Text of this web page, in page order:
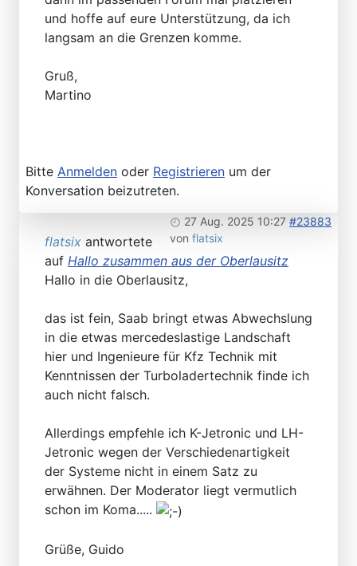
und hoffe auf eure Unterstützung, da ich
langsam an die Grenzen komme.
Gruß,
Martino
Bitte Anmelden oder Registrieren um der
Konversation beizutreten.
27 Aug. 2025 10:27 #23883
von flatsix
flatsix antwortete
auf Hallo zusammen aus der Oberlausitz
Hallo in die Oberlausitz,
das ist fein, Saab bringt etwas Abwechslung
in die etwas mercedeslastige Landschaft
hier und Ingenieure für Kfz Technik mit
Kenntnissen der Turboladertechnik finde ich
auch nicht falsch.
Allerdings empfehle ich K-Jetronic und LH-
Jetronic wegen der Verschiedenartigkeit
der Systeme nicht in einem Satz zu
erwähnen. Der Moderator liegt vermutlich
schon im Koma.....
Grüße, Guido